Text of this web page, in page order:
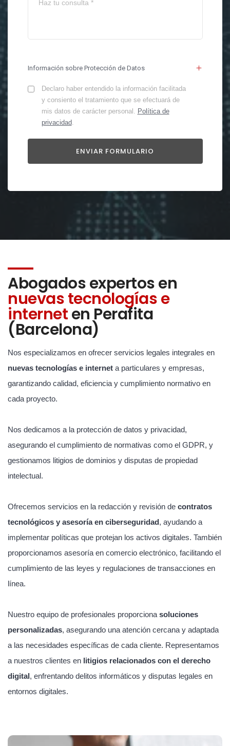
Información sobre Protección de Datos
Declaro haber entendido la información facilitada
y consiento el tratamiento que se efectuará de
mis datos de carácter personal. Política de
privacidad.
Abogados expertos en
nuevas tecnologías e
interneten Perafita
(Barcelona)
Nos especializamos en ofrecer servicios legales integrales en
nuevas tecnologías e internet a particulares y empresas,
garantizando calidad, eficiencia y cumplimiento normativo en
cada proyecto.
Nos dedicamos a la protección de datos y privacidad,
asegurando el cumplimiento de normativas como el GDPR, y
gestionamos litigios de dominios y disputas de propiedad
intelectual.
Ofrecemos servicios en la redacción y revisión de contratos
tecnológicos y asesoría en ciberseguridad, ayudando a
implementar políticas que protejan los activos digitales. También
proporcionamos asesoría en comercio electrónico, facilitando el
cumplimiento de las leyes y regulaciones de transacciones en
línea.
Nuestro equipo de profesionales proporciona soluciones
personalizadas, asegurando una atención cercana y adaptada
a las necesidades específicas de cada cliente. Representamos
a nuestros clientes en litigios relacionados con el derecho
digital, enfrentando delitos informáticos y disputas legales en
entornos digitales.